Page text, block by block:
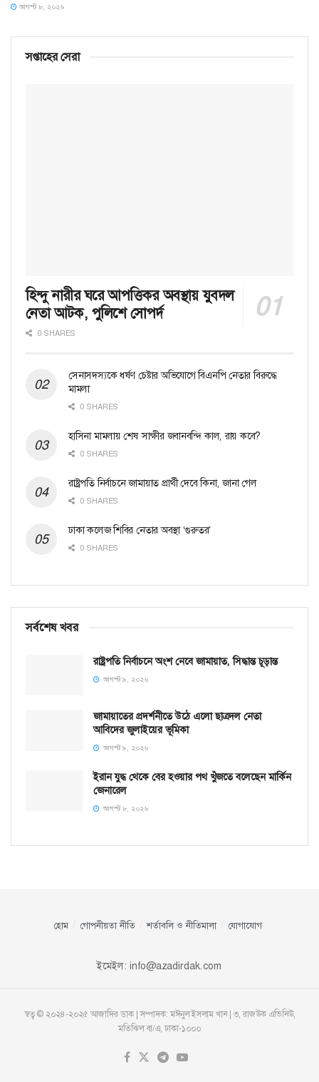
আগস্ট ৮, ২০২৬
সপ্তাহের সেরা
হিন্দু নারীর ঘরে আপত্তিকর অবস্থায় যুবদল
নেতা আটক, পুলিশে সোপর্দ
0 SHARES
সেনাসদস্যকে ধর্ষণ চেষ্টার অভিযোগে বিএনপি নেতার বিরুদ্ধে
মামলা
0 SHARES
হাসিনা মামলায় শেষ সাক্ষীর জবানবন্দি কাল, রায় কবে?
0 SHARES
রাষ্ট্রপতি নির্বাচনে জামায়াত প্রার্থী দেবে কিনা, জানা গেল
0 SHARES
ঢাকা কলেজ শিবির নেতার অবস্থা ‘গুরুতর’
0 SHARES
সর্বশেষ খবর
রাষ্ট্রপতি নির্বাচনে অংশ নেবে জামায়াত, সিদ্ধান্ত চূড়ান্ত
আগস্ট ৯, ২০২৬
জামায়াতের প্রদর্শনীতে উঠে এলো ছাত্রদল নেতা
আবিদের জুলাইয়ের ভূমিকা
আগস্ট ৯, ২০২৬
ইরান যুদ্ধ থেকে বের হওয়ার পথ খুঁজতে বলেছেন মার্কিন
জেনারেল
আগস্ট ৮, ২০২৬
হোম গোপনীয়তা নীতি শর্তাবলি ও নীতিমালা যোগাযোগ
ইমেইল: info@azadirdak.com
স্বত্ব © ২০২৪-২০২৫ আজাদির ডাক | সম্পাদক: মঈনুল ইসলাম খান | ৩, রাজউক এভিনিউ,
মতিঝিল বা/এ, ঢাকা-১০০০